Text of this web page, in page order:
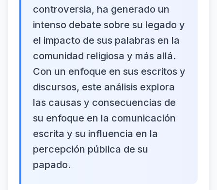
controversia, ha generado un
intenso debate sobre su legado y
el impacto de sus palabras en la
comunidad religiosa y más allá.
Con un enfoque en sus escritos y
discursos, este análisis explora
las causas y consecuencias de
su enfoque en la comunicación
escrita y su influencia en la
percepción pública de su
papado.